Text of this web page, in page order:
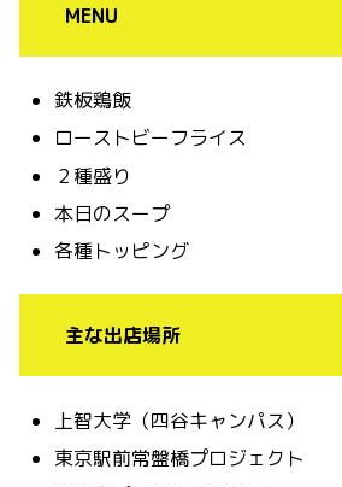
MENU
鉄板鶏飯 ￥
ローストビーフライス
２種盛り ￥
本日のスープ ￥
各種トッピング ￥
主な出店場所
上智大学（四谷キャンパス）
東京駅前常盤橋プロジェクト